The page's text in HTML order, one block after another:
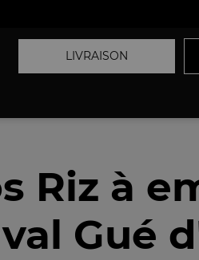
LIVRAISON
Riz à
Gué